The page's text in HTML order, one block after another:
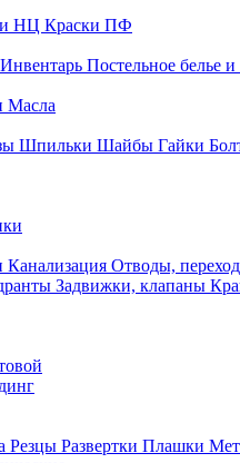
НЦ Краски ПФ
Инвентарь Постельное белье
Масла
Шпильки Шайбы Гайки
Канализация Отводы,
Задвижки, клапаны
Резцы Развертки Плашки